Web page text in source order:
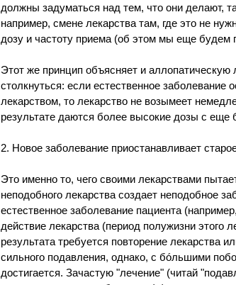
должны задуматься над тем, что они делают,
например, смене лекарства там, где это не
дозу и частоту приема (об этом мы еще будем
Этот же принцип объясняет и аллопатическую
столкнуться: если естественное
лекарством, то лекарство не возымеет
результате даются более высокие дозы с
2. Новое заболевание приостанавливает
Это именно то, чего своими лекарствами
неподобного лекарства создает неподобное
естественное заболевание пациента
действие лекарства (период полужизни этого
результата требуется повторение лекарства
сильного подавления, однако, с бóльшими
достигается. Зачастую "лечение" (читай